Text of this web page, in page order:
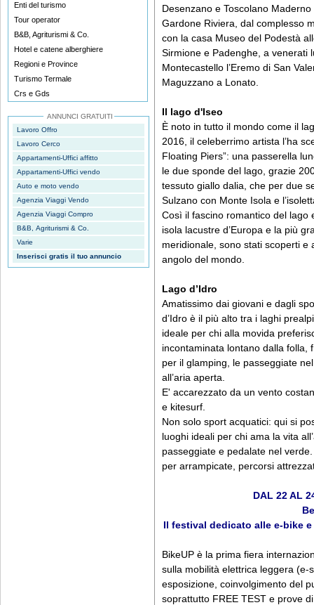
Enti del turismo
Tour operator
B&B, Agriturismi & Co.
Hotel e catene alberghiere
Regioni e Province
Turismo Termale
Crs e Gds
ANNUNCI GRATUITI
Lavoro Offro
Lavoro Cerco
Appartamenti-Uffici affitto
Appartamenti-Uffici vendo
Auto e moto vendo
Agenzia Viaggi Vendo
Agenzia Viaggi Compro
B&B, Agriturismi & Co.
Varie
Inserisci gratis il tuo annuncio
Desenzano e Toscolano
Gardone Riviera, dal complesso
con la casa Museo del Podestà
Sirmione e Padenghe, a venerati
Montecastello l’Eremo di San
Maguzzano a Lonato.
Il lago d'Iseo
È noto in tutto il mondo come il
2016, il celeberrimo artista l’ha
Floating Piers”: una passerella
le due sponde del lago, grazie
tessuto giallo dalia, che per due
Sulzano con Monte Isola e
Così il fascino romantico del lago
isola lacustre d’Europa e la più
meridionale, sono stati scoperti e
angolo del mondo.
Lago d’Idro
Amatissimo dai giovani e dagli
d’Idro è il più alto tra i laghi
ideale per chi alla movida
incontaminata lontano dalla folla,
per il glamping, le passeggiate
all’aria aperta.
E' accarezzato da un vento
e kitesurf.
Non solo sport acquatici: qui si
luoghi ideali per chi ama la vita
passeggiate e pedalate nel
per arrampicate, percorsi
DAL 22 AL
Il festival dedicato alle e-bike
BikeUP è la prima fiera
sulla mobilità elettrica leggera
esposizione, coinvolgimento del
soprattutto FREE TEST e prove